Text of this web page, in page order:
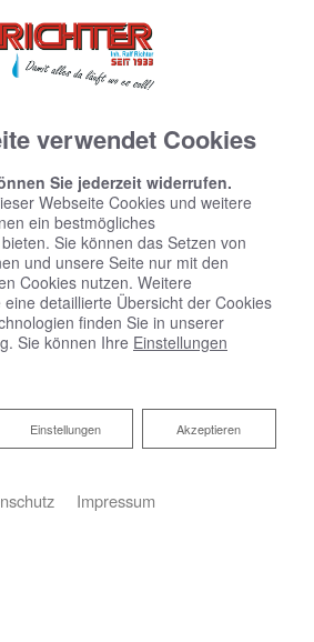
verwendet Cookies
Sie jederzeit widerrufen.
Webseite Cookies und weitere
ein bestmögliches
Sie können das Setzen von
und unsere Seite nur mit den
Cookies nutzen. Weitere
detaillierte Übersicht der Cookies
finden Sie in unserer
. Sie können Ihre Einstellungen
Akzeptieren
Einstellungen
Impressum